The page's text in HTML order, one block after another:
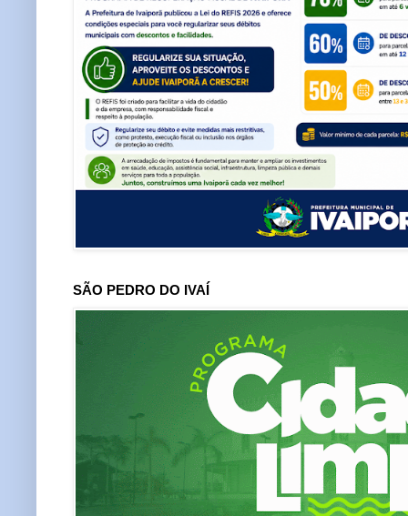
SÃO PEDRO DO IVAÍ